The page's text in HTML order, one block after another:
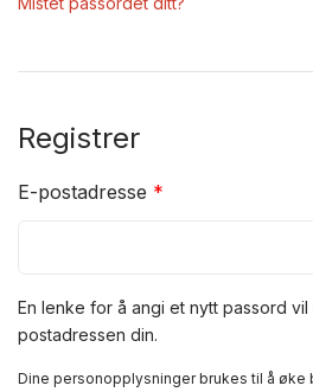
Registrer
E-postadresse *
En lenke for å angi et nytt passord
postadressen din.
Dine personopplysninger brukes til å øke